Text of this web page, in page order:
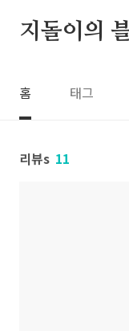
지돌이의
홈 태그
리뷰s 11